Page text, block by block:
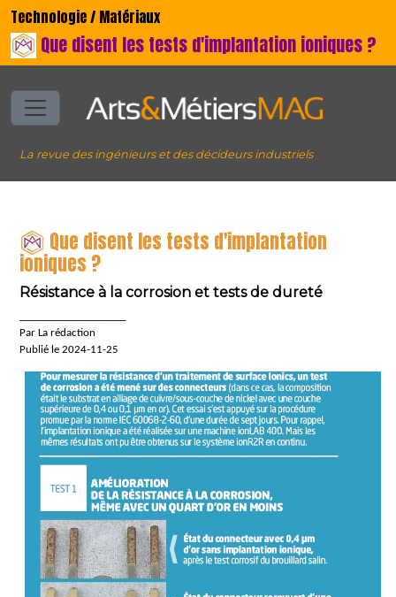
Technologie / Matériaux
Que disent les tests d'implantation ioniques ?
La revue des ingénieurs et des décideurs industriels
Que disent les tests d'implantation
ioniques ?
Résistance à la corrosion et tests de dureté
Par La rédaction
Publié le 2024-11-25